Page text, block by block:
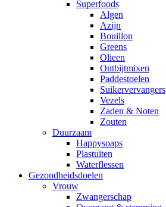
Superfoods
Algen
Azijn
Bouillon
Greens
Olieen
Ontbijtmixen
Paddestoelen
Suikervervangers
Vezels
Zaden & Noten
Zouten
Duurzaam
Happysoaps
Plastuiten
Waterflessen
Gezondheidsdoelen
Vrouw
Zwangerschap